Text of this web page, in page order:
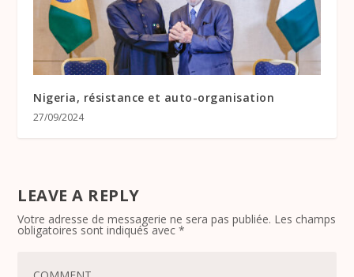
Nigeria, résistance et auto-organisation
27/09/2024
LEAVE A REPLY
Votre adresse de messagerie ne sera pas publiée. Les champs
obligatoires sont indiqués avec*